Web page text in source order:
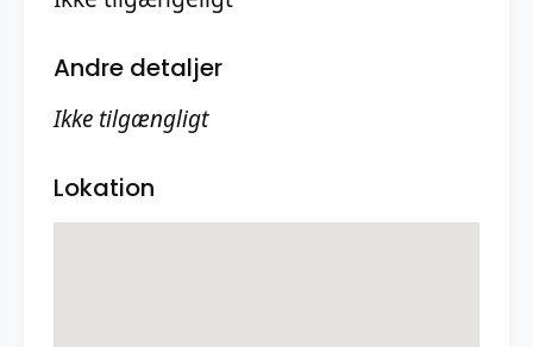
Andre detaljer
Ikke tilgængligt
Lokation